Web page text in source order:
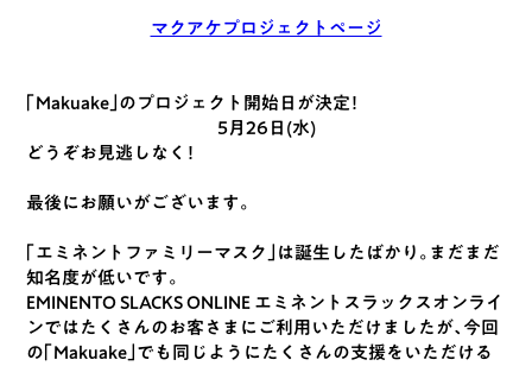
マクアケプロジェクトページ
「Makuake」のプロジェクト開始日が決定！
5月26日(水)
どうぞお見逃しなく！
最後にお願いがございます。
「エミネントファミリーマスク」は誕生したばかり。まだまだ
知名度が低いです。
EMINENTO SLACKS ONLINE エミネントスラックスオンライ
ンではたくさんのお客さまにご利用いただけましたが、今回
の「Makuake」でも同じようにたくさんの支援をいただける